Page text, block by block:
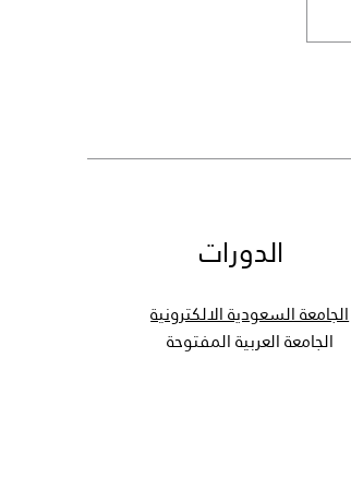
الدورات
الجامعة السعودية الالكترونية
الجامعة العربية المفتوحة